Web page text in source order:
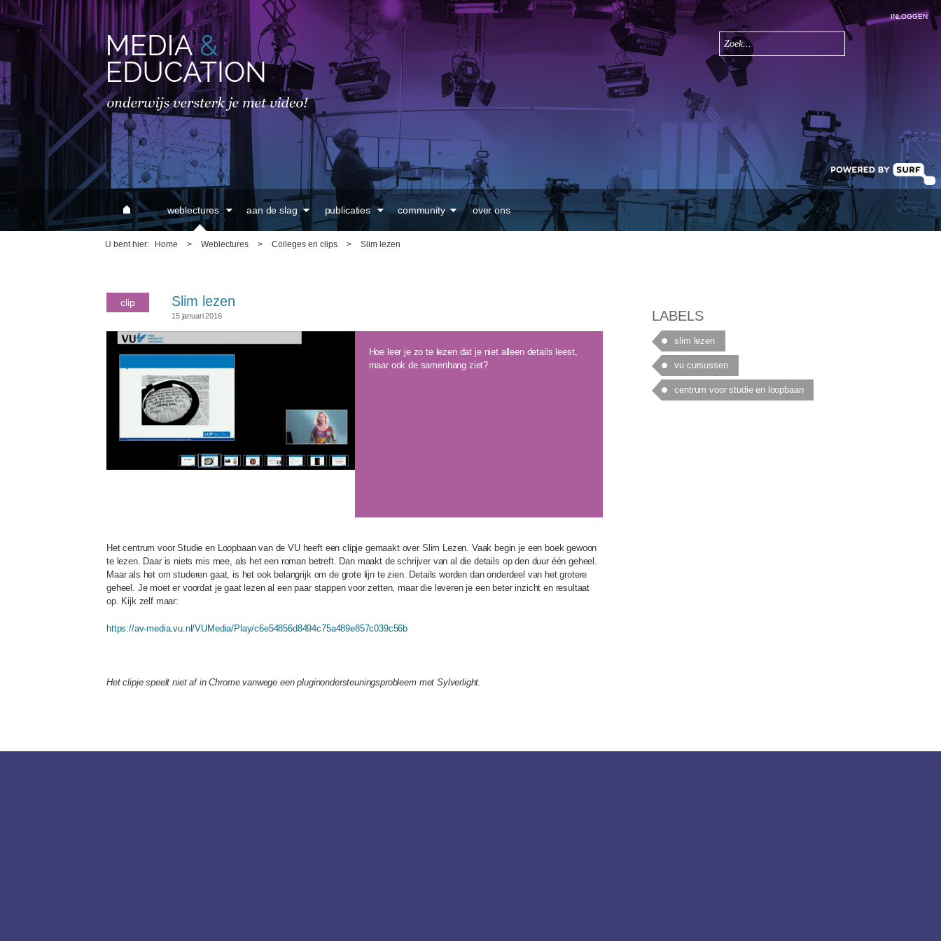
Overslaan en naar de
inhoud gaan
MAIN MENU
weblectures aan de slag publicaties community over ons
Zoekveld
Zoeken
INLOGGEN
U bent hier Home > Weblectures > Colleges en clips > Slim lezen
clip Slim lezen
15 januari 2016
slim_lezen_clip.jpg
Hoe leer je zo te lezen dat je niet alleen details leest,
maar ook de samenhang ziet?
Het centrum voor Studie en Loopbaan van de VU heeft een clipje gemaakt over Slim Lezen. Vaak begin je een boek gewoon
te lezen. Daar is niets mis mee, als het een roman betreft. Dan maakt de schrijver van al die details op den duur één geheel.
Maar als het om studeren gaat, is het ook belangrijk om de grote lijn te zien. Details worden dan onderdeel van het grotere
geheel. Je moet er voordat je gaat lezen al een paar stappen voor zetten, maar die leveren je een beter inzicht en resultaat
op. Kijk zelf maar:
https://av-media.vu.nl/VUMedia/Play/c6e54856d8494c75a489e857c039c56b
Het clipje speelt niet af in Chrome vanwege een pluginondersteuningsprobleem met Sylverlight.
LABELS
slim lezen
vu cursussen
centrum voor studie en loopbaan